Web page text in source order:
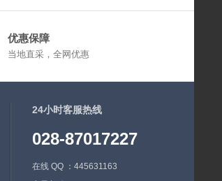
优惠保障
当地直采，全网优惠
24小时客服热线
028-87017227
在线 QQ ：445631163